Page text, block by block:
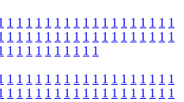
1 1 1 1 1 1 1 1 1 1 1 1 1 1 1 1 1 1
1 1 1 1 1 1 1 1 1 1 1 1 1 1 1 1 1 1
1 1 1 1 1 1 1 1 1 1
1 1 1 1 1 1 1 1 1 1 1 1 1 1 1 1 1 1
1 1 1 1 1 1 1 1 1 1 1 1 1 1 1 1 1 1